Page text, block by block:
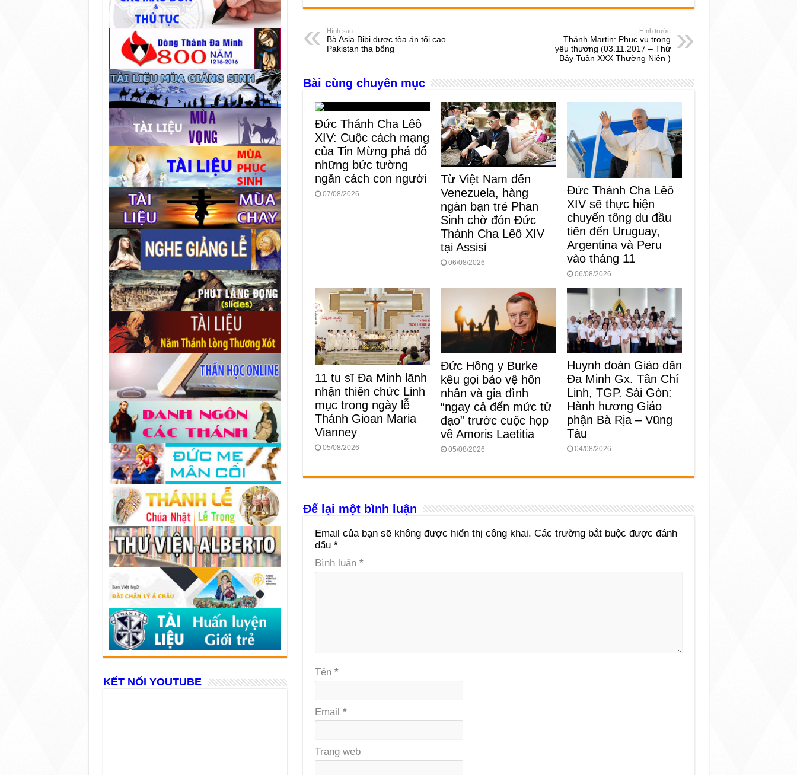
c
e
b
o
k
ss
n
er
at
A
p
e
d
er ail ar
Hình sau
Bà Asia Bibi được tòa án tối cao
Pakistan tha bổng
Hình trước
Thánh Martin: Phục vụ trong
yêu thương (03.11.2017 – Thứ
Bảy Tuần XXX Thường Niên )
Bài cùng chuyên mục
Đức Thánh Cha Lêô
XIV: Cuộc cách mạng
của Tin Mừng phá đổ
những bức tường
ngăn cách con người
07/08/2026
Từ Việt Nam đến
Venezuela, hàng
ngàn bạn trẻ Phan
Sinh chờ đón Đức
Thánh Cha Lêô XIV
tại Assisi
06/08/2026
Đức Thánh Cha Lêô
XIV sẽ thực hiện
chuyến tông du đầu
tiên đến Uruguay,
Argentina và Peru
vào tháng 11
06/08/2026
11 tu sĩ Đa Minh lãnh
nhận thiên chức Linh
mục trong ngày lễ
Thánh Gioan Maria
Vianney
05/08/2026
Đức Hồng y Burke
kêu gọi bảo vệ hôn
nhân và gia đình
“ngay cả đến mức tử
đạo” trước cuộc họp
về Amoris Laetitia
05/08/2026
Huynh đoàn Giáo dân
Đa Minh Gx. Tân Chí
Linh, TGP. Sài Gòn:
Hành hương Giáo
phận Bà Rịa – Vũng
Tàu
04/08/2026
Để lại một bình luận
Email của bạn sẽ không được hiển thị công khai. Các trường bắt buộc được đánh
dấu *
Bình luận *
Tên *
Email *
Trang web
KẾT NỐI YOUTUBE